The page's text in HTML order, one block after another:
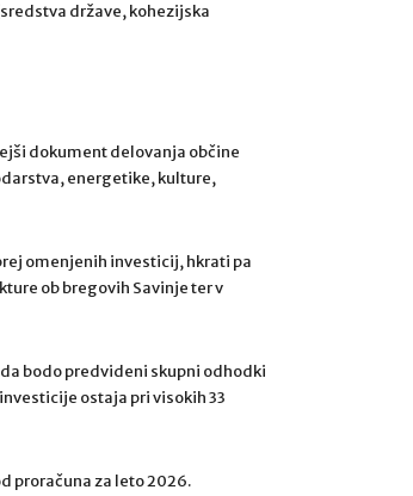
države, kohezijska
dokument delovanja občine
energetike, kulture,
omenjenih investicij, hkrati pa
ob bregovih Savinje ter v
bodo predvideni skupni odhodki
ostaja pri visokih 33
proračuna za leto 2026.